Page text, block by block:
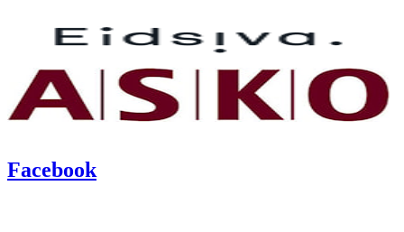
Facebook